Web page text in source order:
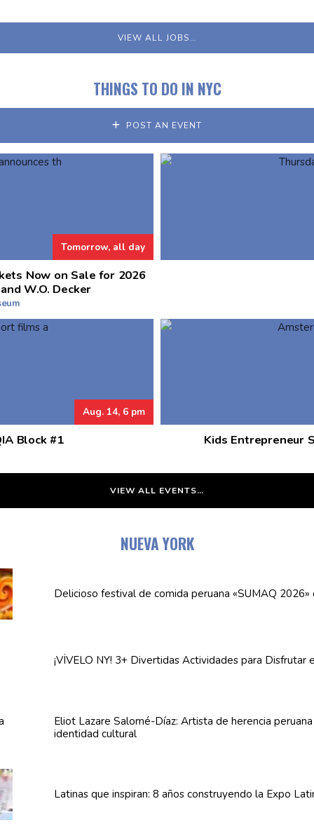
VIEW ALL JOBS…
THINGS TO DO IN NYC
POST AN EVENT
Tomorrow, all day
Now on Sale for 2026
W.O. Decker
Aug. 14, 6 pm
Block #1 Kids Entrepreneur
VIEW ALL EVENTS…
NUEVA YORK
Delicioso festival de comida peruana «SUMAQ
¡VÍVELO NY! 3+ Divertidas Actividadespara Disfrutar
Eliot Lazare Salomé-Díaz: Artista de herencia
identidad cultural
Latinas que inspiran: 8 años construyendo la Expo